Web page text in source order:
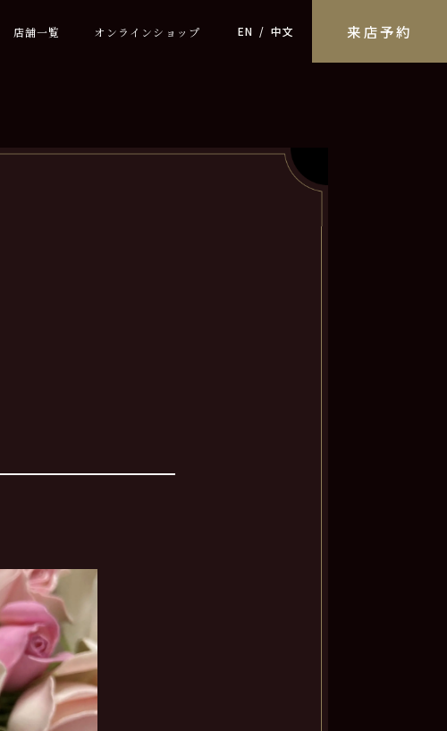
来店予約
店舗一覧 オンラインショップ EN 中文